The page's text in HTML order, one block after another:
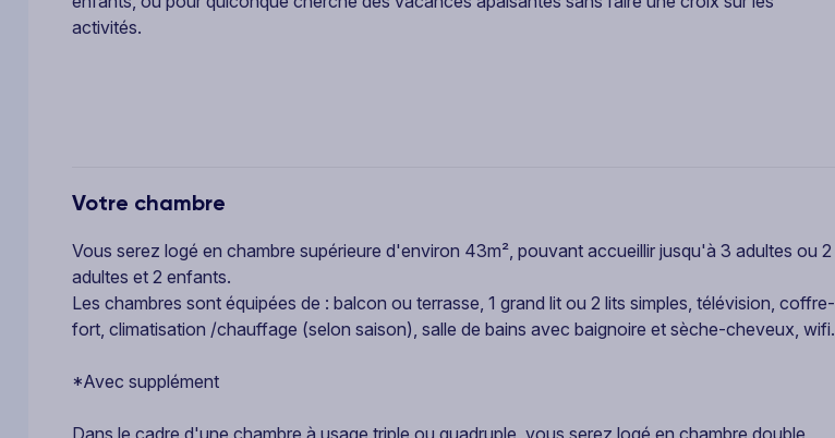
activités.
Votre chambre
Vous serez logé en chambre supérieure d'environ 43m², pouvant accueillir jusqu'à 3 adultes ou 2
adultes et 2 enfants.
Les chambres sont équipées de : balcon ou terrasse, 1 grand lit ou 2 lits simples, télévision, coffre-
fort, climatisation /chauffage (selon saison), salle de bains avec baignoire et sèche-cheveux, wifi.
*Avec supplément
Dans le cadre d'une chambre à usage triple ou quadruple, vous serez logé en chambre double